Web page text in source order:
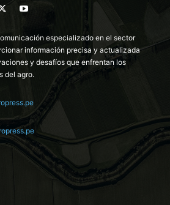
especializado en el sector
información precisa y actualizada
y desafíos que enfrentan los
del agro.